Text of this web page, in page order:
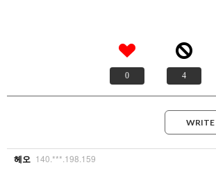
0 4
WRITE
헤오 140.***.198.159